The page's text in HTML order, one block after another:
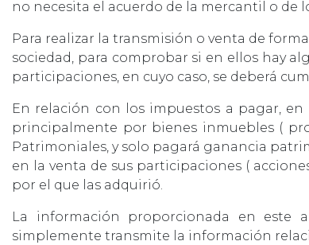
no necesita el acuerdo de la mercantil o de
Para realizar la transmisión o venta de
sociedad, para comprobar si en ellos hay
participaciones, en cuyo caso, se deberá
En relación con los impuestos a pagar,
principalmente por bienes inmuebles (
Patrimoniales, y solo pagará ganancia
en la venta de sus participaciones (
por el que las adquirió.
La información proporcionada en este
simplemente transmite la información